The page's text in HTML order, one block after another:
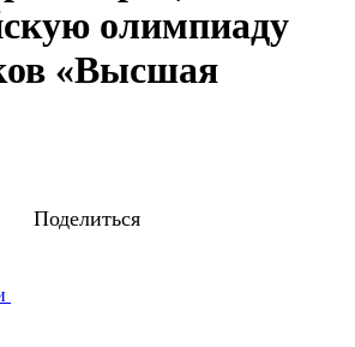
олимпиаду
«Высшая
Поделиться